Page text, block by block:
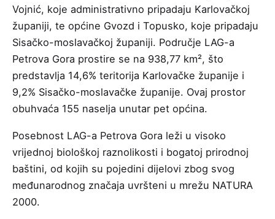
Vojnić, koje administrativno pripadaju Karlovačkoj
županiji, te općine Gvozd i Topusko, koje pripadaju
Sisačko-moslavačkoj županiji. Područje LAG-a
Petrova Gora prostire se na 938,77 km², što
predstavlja 14,6% teritorija Karlovačke županije i
9,2% Sisačko-moslavačke županije. Ovaj prostor
obuhvaća 155 naselja unutar pet općina.
Posebnost LAG-a Petrova Gora leži u visoko
vrijednoj biološkoj raznolikosti i bogatoj prirodnoj
baštini, od kojih su pojedini dijelovi zbog svog
međunarodnog značaja uvršteni u mrežu NATURA
2000.